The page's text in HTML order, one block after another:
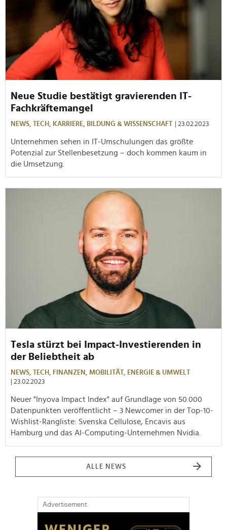
Neue Studie bestätigt gravierenden IT-
Fachkräftemangel
NEWS, TECH, KARRIERE, BILDUNG & WISSENSCHAFT | 23.02.2023
Unternehmen sehen in IT-Umschulungen das größte
Potenzial zur Stellenbesetzung – doch kommen kaum in
die Umsetzung.
Tesla stürzt bei Impact-Investierenden in
der Beliebtheit ab
NEWS, TECH, FINANZEN, MOBILITÄT,
ENERGIE & UMWELT
| 23.02.2023
Neuer "Inyova Impact Index" auf Grundlage von 50.000
Datenpunkten veröffentlicht – 3 Newcomer in der Top-10-
Wishlist-Rangliste: Svenska Cellulose, Encavis aus
Hamburg und das AI-Computing-Unternehmen Nvidia.
ALLE NEWS
Advertisement